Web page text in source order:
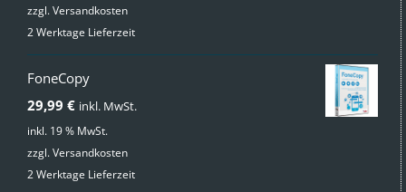
war:
zzgl.Versandkosten
2 Werktage Lieferzeit
FoneCopy
29,99 € inkl. MwSt.
inkl. 19 % MwSt.
zzgl.Versandkosten
2 Werktage Lieferzeit